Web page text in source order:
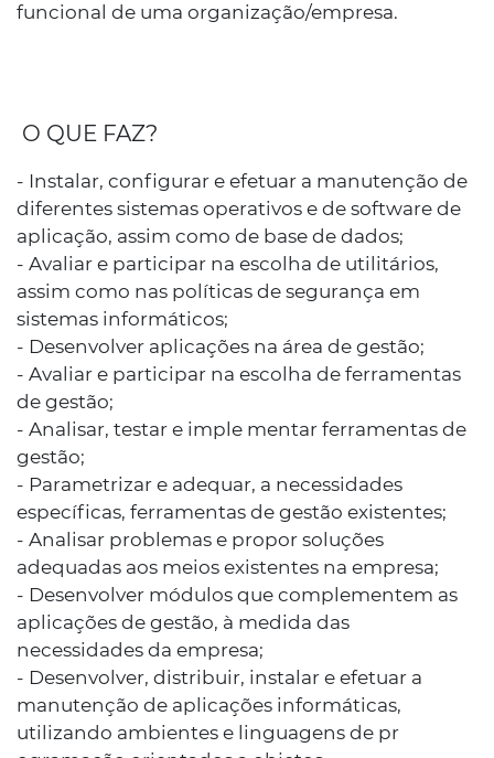
funcional de uma organização/empresa.
O QUE FAZ?
- Instalar, configurar e efetuar a manutenção de
diferentes sistemas operativos e de software de
aplicação, assim como de base de dados;
- Avaliar e participar na escolha de utilitários,
assim como nas políticas de segurança em
sistemas informáticos;
- Desenvolver aplicações na área de gestão;
- Avaliar e participar na escolha de ferramentas
de gestão;
- Analisar, testar e imple mentar ferramentas de
gestão;
- Parametrizar e adequar, a necessidades
específicas, ferramentas de gestão existentes;
- Analisar problemas e propor soluções
adequadas aos meios existentes na empresa;
- Desenvolver módulos que complementem as
aplicações de gestão, à medida das
necessidades da empresa;
- Desenvolver, distribuir, instalar e efetuar a
manutenção de aplicações informáticas,
utilizando ambientes e linguagens de pr